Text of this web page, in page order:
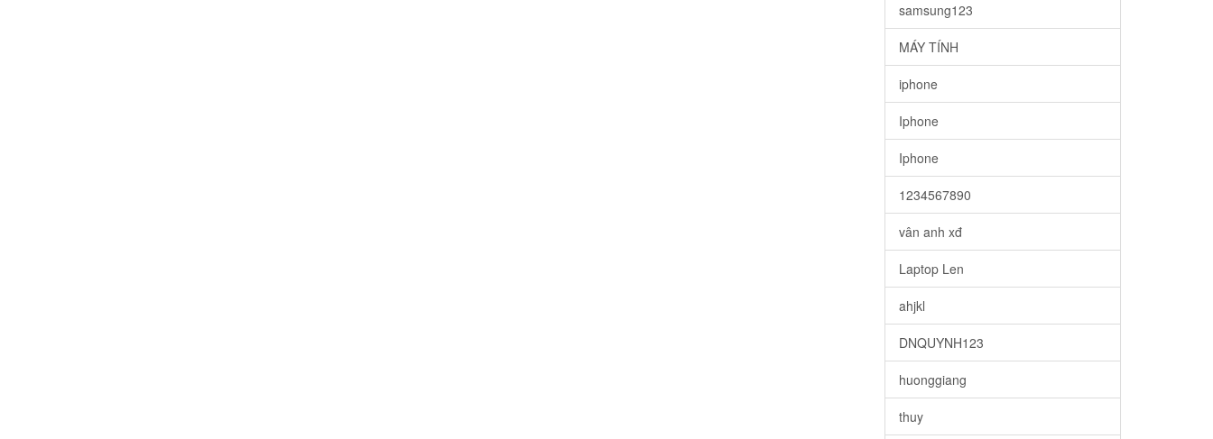
samsung123
MÁY TÍNH
iphone
Iphone
Iphone
1234567890
vân anh xđ
Laptop Len
ahjkl
DNQUYNH123
huonggiang
thuy